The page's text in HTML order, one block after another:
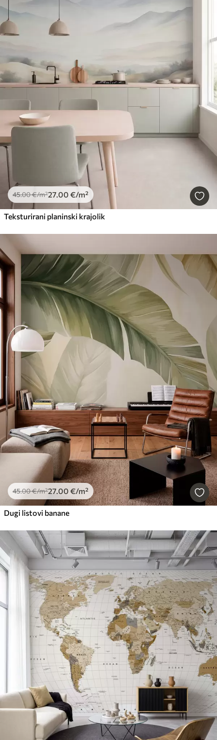
45.00€/m²27.00 €/m²
Teksturirani planinski krajolik
45.00€/m²27.00 €/m²
Dugi listovi banane